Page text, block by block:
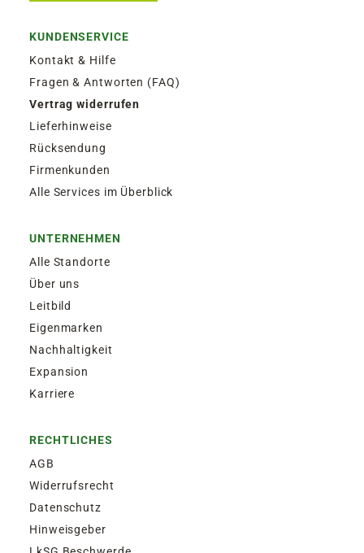
KUNDENSERVICE
Kontakt & Hilfe
Fragen & Antworten (FAQ)
Vertrag widerrufen
Lieferhinweise
Rücksendung
Firmenkunden
Alle Services im Überblick
UNTERNEHMEN
Alle Standorte
Über uns
Leitbild
Eigenmarken
Nachhaltigkeit
Expansion
Karriere
RECHTLICHES
AGB
Widerrufsrecht
Datenschutz
Hinweisgeber